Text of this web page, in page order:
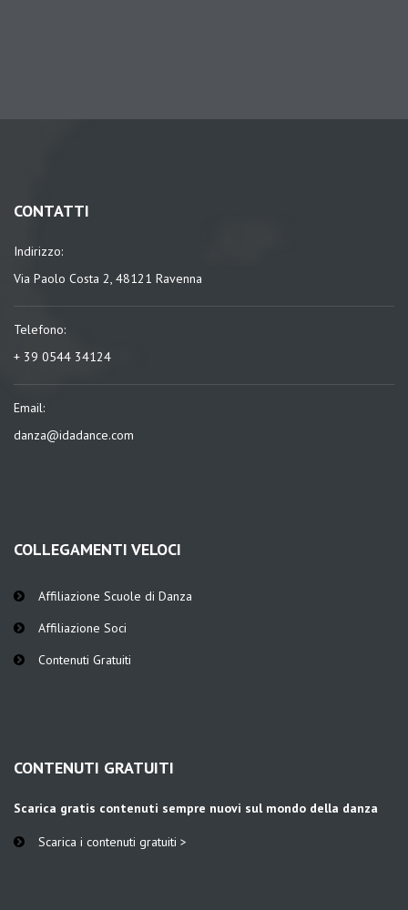
CONTATTI
Indirizzo:
Via Paolo Costa 2, 48121 Ravenna
Telefono:
+ 39 0544 34124
Email:
danza@idadance.com
COLLEGAMENTI VELOCI
Affiliazione Scuole di Danza
Affiliazione Soci
Contenuti Gratuiti
CONTENUTI GRATUITI
Scarica gratis contenuti sempre nuovi sul mondo della danza
Scarica i contenuti gratuiti >